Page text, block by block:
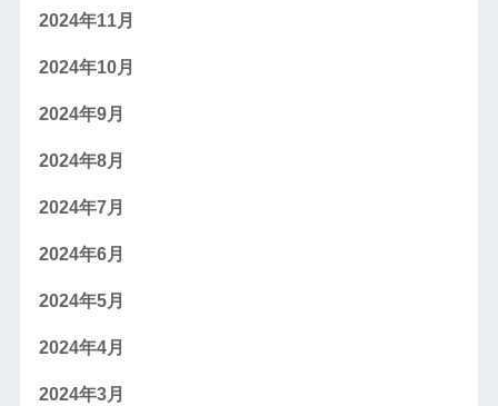
2024年11月
2024年10月
2024年9月
2024年8月
2024年7月
2024年6月
2024年5月
2024年4月
2024年3月